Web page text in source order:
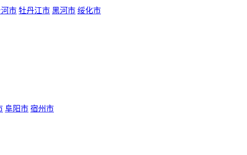
市 牡丹江市 黑河市 绥化市
阜阳市 宿州市